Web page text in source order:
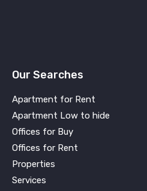
Our Searches
Apartment for Rent
Apartment Low to hide
Offices for Buy
Offices for Rent
Properties
Services